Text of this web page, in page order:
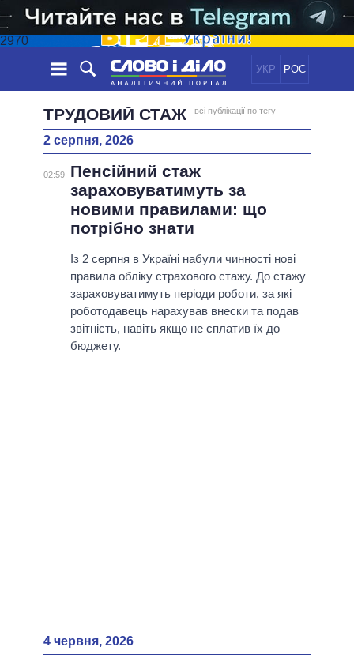
2970
УКР РОС
НОВИНИ
СТРІЧКА
ПОДІЇ
СТАТТІ
ДУМКИ
ОГЛЯДИ
ДАЙДЖЕСТИ
ЕКОНОМІКА
СУСПІЛЬСТВО
СВІТ
ПОЛIТИКИ
УСІ ПОЛІТИКИ
ПРЕЗИДЕНТ І ОФІС
ВЕРХОВНА РАДА
КАБІНЕТ МІНІСТРІВ
ГОЛОВИ ОБЛАДМІНІСТРАЦІЙ
МЕРИ МІСТ
ВСІ ПЕРСОНИ
ІНФОГРАФІКА
ВІДЕО
ПІДТРИМАТИ
ПОРІВНЯННЯ ПОЛІТИКІВ
ТРУДОВИЙ СТАЖ всі публікації по тегу
2 серпня, 2026
02:59
Пенсійний стаж
зараховуватимуть за
новими правилами: що
потрібно знати
Із 2 серпня в Україні набули чинності нові
правила обліку страхового стажу. До стажу
зараховуватимуть періоди роботи, за які
роботодавець нарахував внески та подав
звітність, навіть якщо не сплатив їх до
бюджету.
4 червня, 2026